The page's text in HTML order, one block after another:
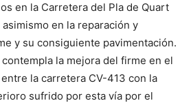
en la Carretera del Pla de Quart
en la reparación y
y su consiguiente pavimentación.
la mejora del firme en el
la carretera CV-413 con la
sufrido por esta vía por el